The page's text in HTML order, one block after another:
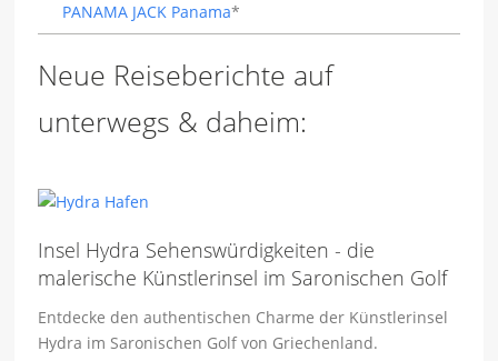
PANAMA JACK Panama*
Neue Reiseberichte auf
unterwegs & daheim:
Insel Hydra Sehenswürdigkeiten - die
malerische Künstlerinsel im Saronischen Golf
Entdecke den authentischen Charme der Künstlerinsel
Hydra im Saronischen Golf von Griechenland.